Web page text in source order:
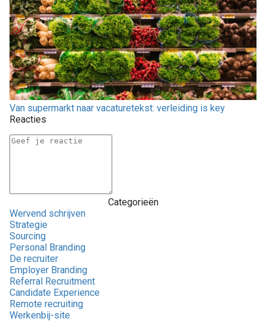
Van supermarkt naar vacaturetekst: verleiding is key
Reacties
Categorieën
Wervend schrijven
Strategie
Sourcing
Personal Branding
De recruiter
Employer Branding
Referral Recruitment
Candidate Experience
Remote recruiting
Werkenbij-site